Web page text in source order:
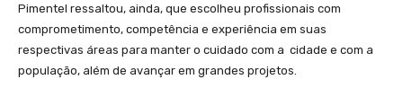
Pimentel ressaltou, ainda, que escolheu profissionais com
comprometimento, competência e experiência em suas
respectivas áreas para manter o cuidado com a cidade e com a
população, além de avançar em grandes projetos.